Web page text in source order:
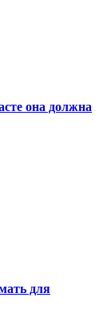
она должна
для